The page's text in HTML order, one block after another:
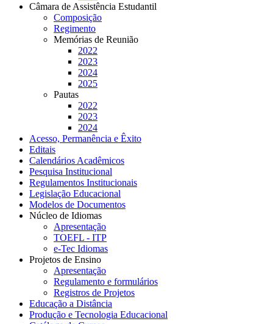
Câmara de Assistência Estudantil
Composição
Regimento
Memórias de Reunião
2022
2023
2024
2025
Pautas
2022
2023
2024
Acesso, Permanência e Êxito
Editais
Calendários Acadêmicos
Pesquisa Institucional
Regulamentos Institucionais
Legislação Educacional
Modelos de Documentos
Núcleo de Idiomas
Apresentação
TOEFL - ITP
e-Tec Idiomas
Projetos de Ensino
Apresentação
Regulamento e formulários
Registros de Projetos
Educação a Distância
Produção e Tecnologia Educacional